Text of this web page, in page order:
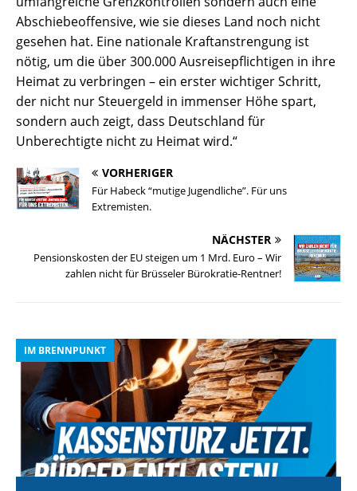
Abschiebeoffensive, wie sie dieses Land noch nicht
gesehen hat. Eine nationale Kraftanstrengung ist
nötig, um die über 300.000 Ausreisepflichtigen in ihre
Heimat zu verbringen – ein erster wichtiger Schritt,
der nicht nur Steuergeld in immenser Höhe spart,
sondern auch zeigt, dass Deutschland für
Unberechtigte nicht zu Heimat wird.“
VORHERIGER
Für Habeck “mutige Jugendliche”. Für uns
Extremisten.
NÄCHSTER
Pensionskosten der EU steigen um 1 Mrd. Euro – Wir
zahlen nicht für Brüsseler Bürokratie-Rentner!
IM BRENNPUNKT